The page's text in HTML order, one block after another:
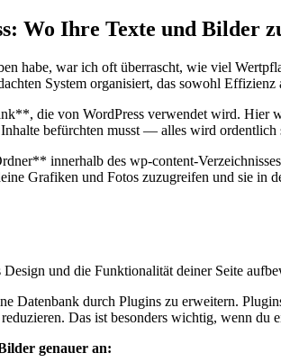
Wo Ihre‍ Texte und​ Bilder​
habe, ‍war ⁣ich oft überrascht, wie viel
System organisiert,⁢ das ⁣sowohl
die von ⁣WordPress ‌verwendet ‌wird. ‍Hier‌
befürchten‌ musst — alles wird
⁢innerhalb ‍des ​wp-content-
Grafiken und Fotos zuzugreifen ⁢und sie in
und die Funktionalität deiner Seite
Datenbank durch Plugins ​zu‍ erweitern.
Das⁢ ist besonders ​wichtig, wenn ⁢du
genauer an: